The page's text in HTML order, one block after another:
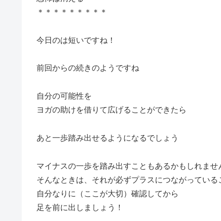
＊＊＊＊＊＊＊＊＊
今日のは短いですね！
前回からの続きのようですね
自分の可能性を
ヨガの助けを借りて広げることができたら
あと一歩踏み出せるようになるでしょう
マイナスの一歩を踏み出すこともあるかもしれませ
そんなときは、それが必ずプラスにつながっている
自分なりに（ここが大切）確認してから
足を前に出しましょう！